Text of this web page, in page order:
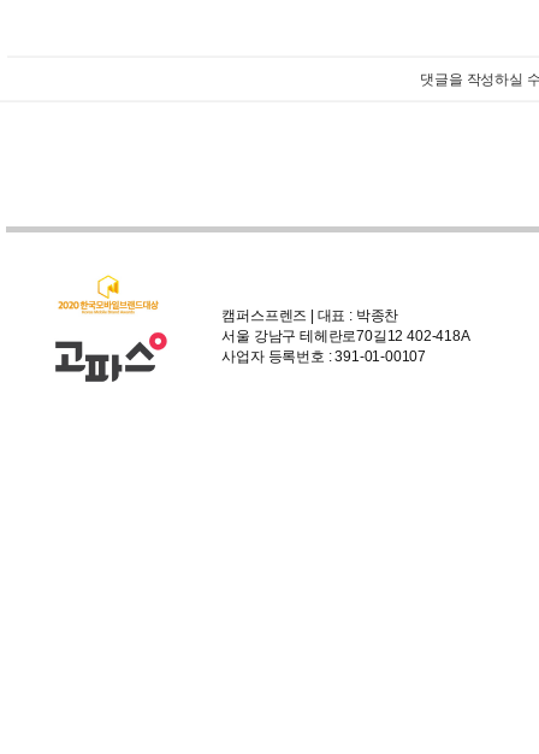
댓글을 작성하실
캠퍼스프렌즈 | 대표 : 박종찬
서울 강남구 테헤란로70길12 402-418A
사업자 등록번호 : 391-01-00107